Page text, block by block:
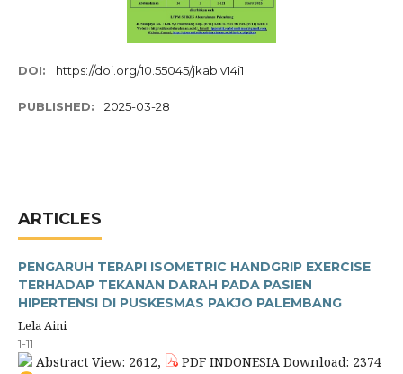
DOI: https://doi.org/10.55045/jkab.v14i1
PUBLISHED: 2025-03-28
ARTICLES
PENGARUH TERAPI ISOMETRIC HANDGRIP EXERCISE
TERHADAP TEKANAN DARAH PADA PASIEN
HIPERTENSI DI PUSKESMAS PAKJO PALEMBANG
Lela Aini
1-11
Abstract View: 2612,
PDF INDONESIA Download: 2374